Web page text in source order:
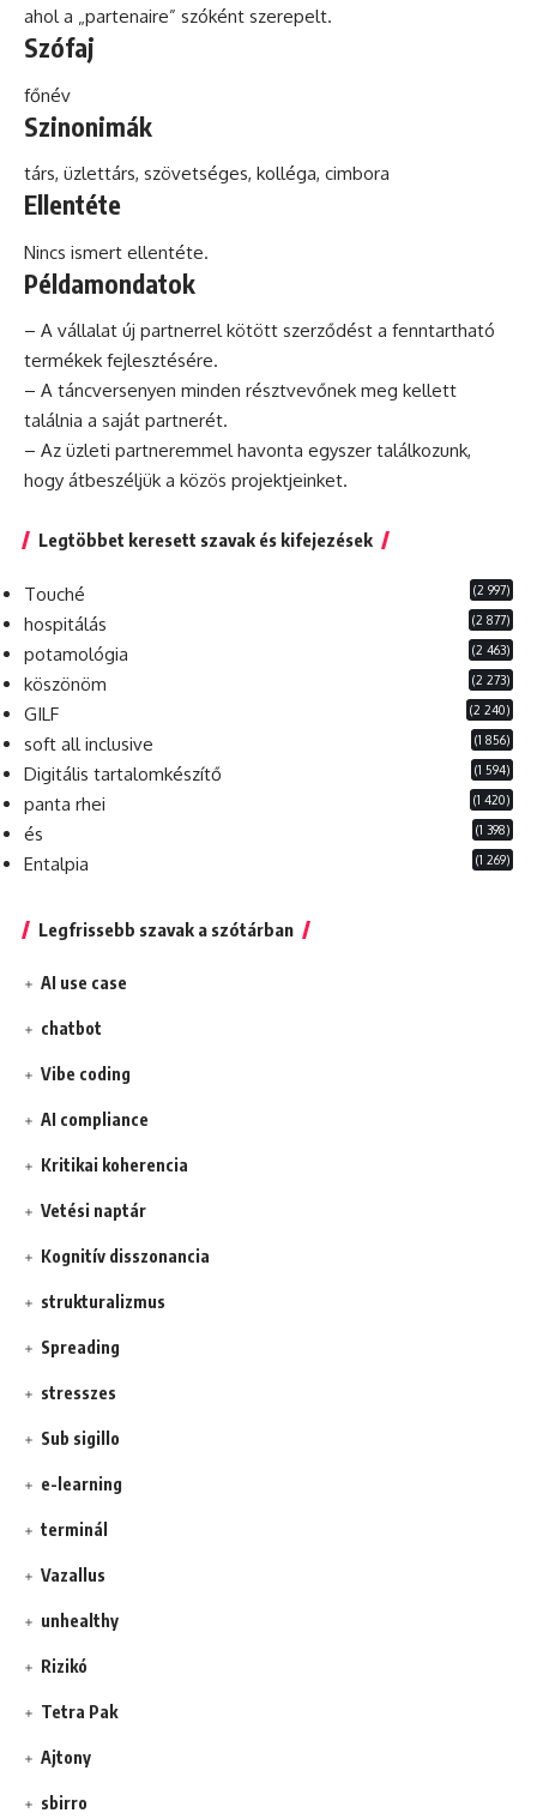
ahol a „partenaire” szóként szerepelt.
Szófaj
főnév
Szinonimák
társ, üzlettárs, szövetséges, kolléga, cimbora
Ellentéte
Nincs ismert ellentéte.
Példamondatok
– A vállalat új partnerrel kötött szerződést a fenntartható
termékek fejlesztésére.
– A táncversenyen minden résztvevőnek meg kellett
találnia a saját partnerét.
– Az üzleti partneremmel havonta egyszer találkozunk,
hogy átbeszéljük a közös projektjeinket.
Legtöbbet keresett szavak és kifejezések
Touché (2 997)
hospitálás (2 877)
potamológia (2 463)
köszönöm (2 273)
GILF (2 240)
soft all inclusive (1 856)
Digitális tartalomkészítő (1 594)
panta rhei (1 420)
és (1 398)
Entalpia (1 269)
Legfrissebb szavak a szótárban
AI use case
chatbot
Vibe coding
AI compliance
Kritikai koherencia
Vetési naptár
Kognitív disszonancia
strukturalizmus
Spreading
stresszes
Sub sigillo
e-learning
terminál
Vazallus
unhealthy
Rizikó
Tetra Pak
Ajtony
sbirro